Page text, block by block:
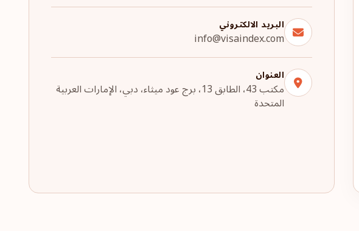
البريد الالكتروني
info@visaindex.com
العنوان
مكتب 43، الطابق 13، برج عود ميثاء، دبي، الإمارات العربية
المتحدة